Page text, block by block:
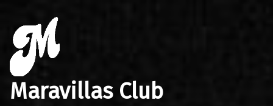
Maravillas Club